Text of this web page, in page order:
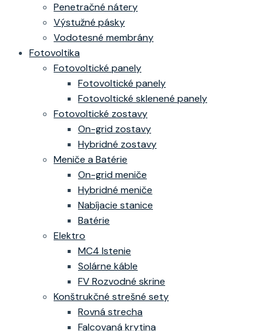
Penetračné nátery
Výstužné pásky
Vodotesné membrány
Fotovoltika
Fotovoltické panely
Fotovoltické panely
Fotovoltické sklenené panely
Fotovoltické zostavy
On-grid zostavy
Hybridné zostavy
Meniče a Batérie
On-grid meniče
Hybridné meniče
Nabíjacie stanice
Batérie
Elektro
MC4 Istenie
Solárne káble
FV Rozvodné skrine
Konštrukčné strešné sety
Rovná strecha
Falcovaná krytina